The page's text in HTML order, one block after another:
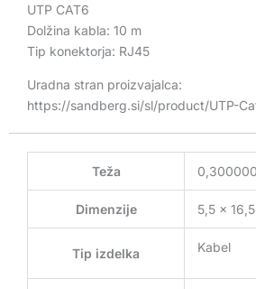
UTP CAT6
Dolžina kabla: 10 m
Tip konektorja: RJ45
Uradna stran proizvajalca:
https://sandberg.si/sl/product/UTP-
Teža
Dimenzije 5,5 ×
Tip izdelka Kabel